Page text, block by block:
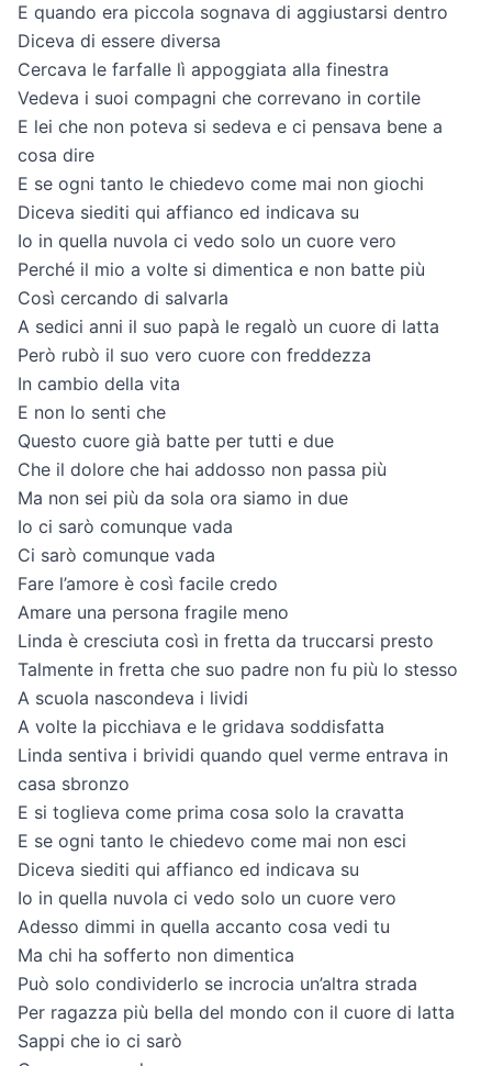
E quando era piccola sognava di aggiustarsi dentro
Diceva di essere diversa
Cercava le farfalle lì appoggiata alla finestra
Vedeva i suoi compagni che correvano in cortile
E lei che non poteva si sedeva e ci pensava bene a
cosa dire
E se ogni tanto le chiedevo come mai non giochi
Diceva siediti qui affianco ed indicava su
Io in quella nuvola ci vedo solo un cuore vero
Perché il mio a volte si dimentica e non batte più
Così cercando di salvarla
A sedici anni il suo papà le regalò un cuore di latta
Però rubò il suo vero cuore con freddezza
In cambio della vita
E non lo senti che
Questo cuore già batte per tutti e due
Che il dolore che hai addosso non passa più
Ma non sei più da sola ora siamo in due
Io ci sarò comunque vada
Ci sarò comunque vada
Fare l’amore è così facile credo
Amare una persona fragile meno
Linda è cresciuta così in fretta da truccarsi presto
Talmente in fretta che suo padre non fu più lo stesso
A scuola nascondeva i lividi
A volte la picchiava e le gridava soddisfatta
Linda sentiva i brividi quando quel verme entrava in
casa sbronzo
E si toglieva come prima cosa solo la cravatta
E se ogni tanto le chiedevo come mai non esci
Diceva siediti qui affianco ed indicava su
Io in quella nuvola ci vedo solo un cuore vero
Adesso dimmi in quella accanto cosa vedi tu
Ma chi ha sofferto non dimentica
Può solo condividerlo se incrocia un’altra strada
Per ragazza più bella del mondo con il cuore di latta
Sappi che io ci sarò